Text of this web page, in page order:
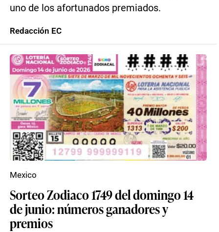
uno de los afortunados premiados.
Redacción EC
Sorteo Zodiaco 1749 del domingo 14
de junio: números ganadores y
premios
Mexico